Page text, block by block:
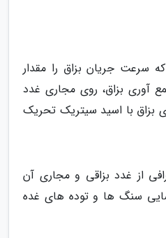
جریان بزاق را مقدار
آوری بزاق، روی مجاری غدد
بزاق با اسید سیتریک تحریک
از غدد بزاقی و مجاری آن
سنگ ها و توده های غده